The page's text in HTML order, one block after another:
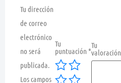
Tu dirección
de correo
electrónico
no será
publicada.
Los campos
Tu
puntuación *
Tu
valoración